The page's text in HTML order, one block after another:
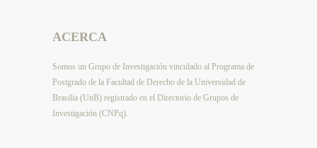
ACERCA
Somos un Grupo de Investigación vinculado al Programa de
Postgrado de la Facultad de Derecho de la Universidad de
Brasilia (UnB) registrado en el Directorio de Grupos de
Investigación (CNPq).